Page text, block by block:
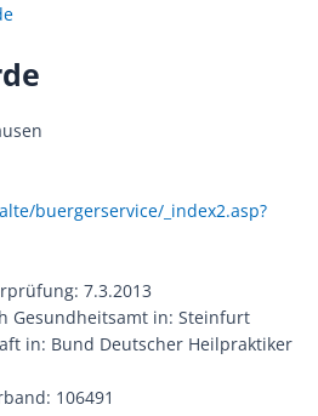
buergerservice/_index2.asp?
7.3.2013
Gesundheitsamt in: Steinfurt
in: Bund Deutscher Heilpraktiker
106491